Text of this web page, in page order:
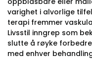
varighet i alvorlige
terapi fremmer
Livsstil inngrep som
slutte å røyke
med enhver